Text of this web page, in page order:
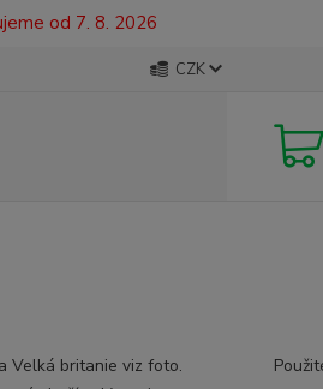
od 7. 8. 2026
CZK
Velká britanie viz foto. Použité